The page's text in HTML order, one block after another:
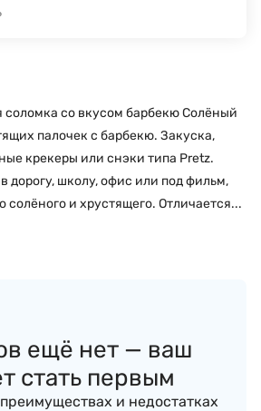
со вкусом барбекю Солёный
палочек с барбекю. Закуска,
крекеры или снэки типа Pretz.
дорогу, школу, офис или под фильм,
солёного и хрустящего. Отличается...
ещё нет — ваш
стать первым
и недостатках